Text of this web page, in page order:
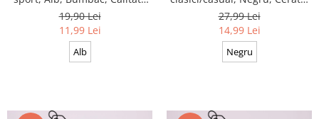
premium, 100 cm x 0.8 cm
19,90 Lei
11,99 Lei
Alb
Calitate premium, 110 cm x
0.3 cm
27,99 Lei
14,99 Lei
Negru